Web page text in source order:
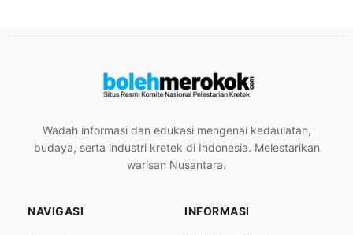
Wadah informasi dan edukasi mengenai kedaulatan,
budaya, serta industri kretek di Indonesia. Melestarikan
warisan Nusantara.
NAVIGASI INFORMASI